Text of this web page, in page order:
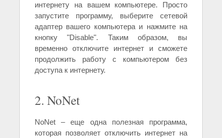
интернету на вашем компьютере. Просто
запустите программу, выберите сетевой
адаптер вашего компьютера и нажмите на
кнопку "Disable". Таким образом, вы
временно отключите интернет и сможете
продолжить работу с компьютером без
доступа к интернету.
2. NoNet
NoNet – еще одна полезная программа,
которая позволяет отключить интернет на